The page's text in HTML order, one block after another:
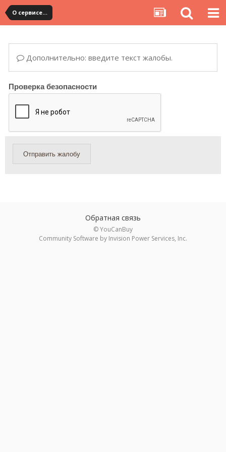
О сервисе, сайте и форуме
Дополнительно: введите текст жалобы.
Проверка безопасности
Отправить жалобу
Обратная связь
© YouCanBuy
Community Software by Invision Power Services, Inc.